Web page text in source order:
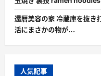
還暦美容の家 冷蔵庫を抜き
活にまさかの物が…
人気記事